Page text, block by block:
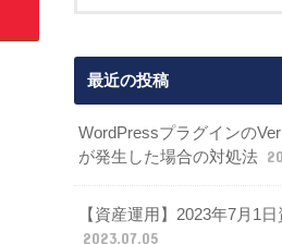
最近の投稿
WordPressプラグインの
が発生した場合の対処法
【資産運用】2023年7月1
2023.07.05